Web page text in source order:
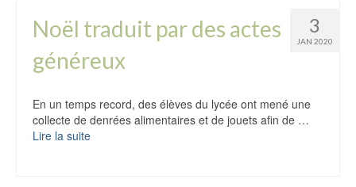
3
JAN 2020
Noël traduit par des actes
généreux
En un temps record, des élèves du lycée ont mené une
collecte de denrées alimentaires et de jouets afin de …
Lire la suite